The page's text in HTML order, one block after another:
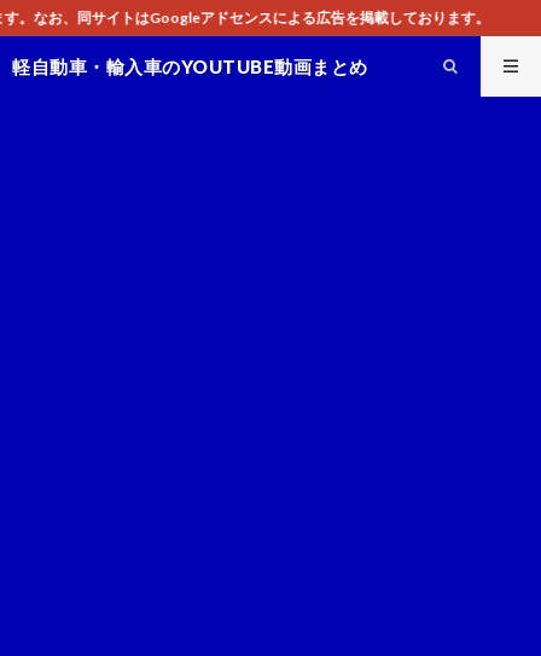
アドセンスによる広告を掲載しております。
軽自動車・輸入車のYOUTUBE動画まとめ